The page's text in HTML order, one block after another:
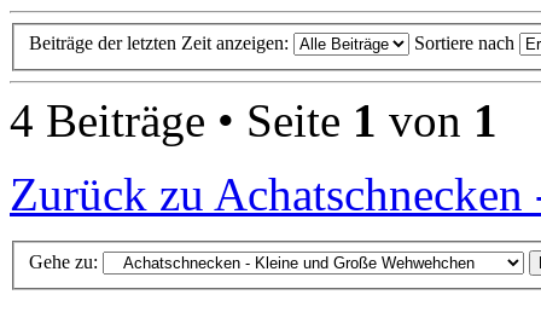
Beiträge der letzten Zeit anzeigen: Sortiere nach
4 Beiträge • Seite 1 von 1
Zurück zu
Gehe zu: